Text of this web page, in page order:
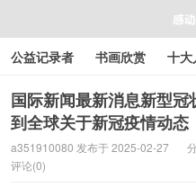
感
公益记录者 书画欣赏 十大
好人好事 感人资讯 商业资
国际新闻最新消息新型
到全球关于新冠疫情动态
a351910080 发布于 2025-02-27
评论(0)